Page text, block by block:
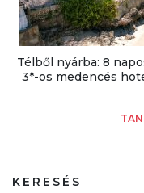
Télből nyárba: 8
3*-os medencés
KERESÉS